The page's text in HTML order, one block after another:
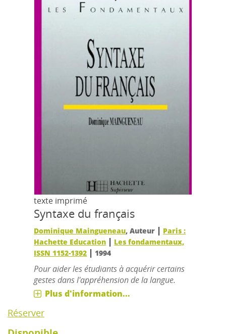
texte imprimé
Syntaxe du français
Dominique Maingueneau, Auteur | Paris :
Hachette Education | Les fondamentaux,
ISSN 1152-1392 | 1994
Pour aider les étudiants à acquérir certains
gestes dans l'appréhension de la langue.
Plus d'information...
Réserver